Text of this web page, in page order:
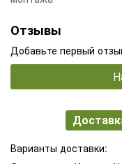
Отзывы
Добавьте первый
Варианты доставки: